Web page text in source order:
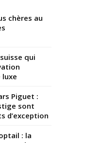
chères au
qui
luxe
Piguet :
sont
d’exception
: la